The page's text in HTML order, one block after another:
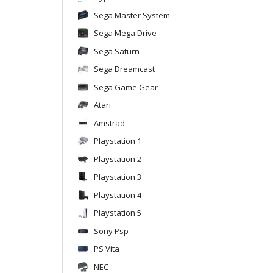
Sega Master System
Sega Mega Drive
Sega Saturn
Sega Dreamcast
Sega Game Gear
Atari
Amstrad
Playstation 1
Playstation 2
Playstation 3
Playstation 4
Playstation 5
Sony Psp
PS Vita
NEC